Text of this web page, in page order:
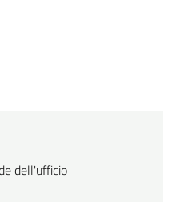
dell'ufficio